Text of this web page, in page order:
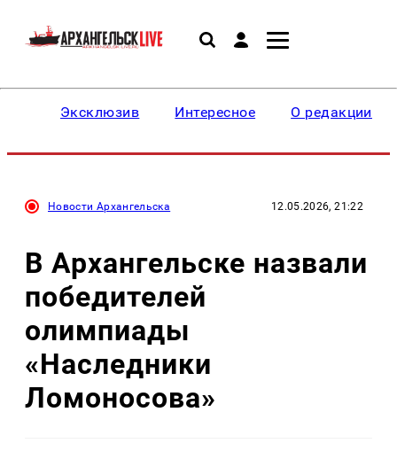
Эксклюзив Интересное О редакции
Новости Архангельска 12.05.2026, 21:22
В Архангельске назвали
победителей
олимпиады
«Наследники
Ломоносова»